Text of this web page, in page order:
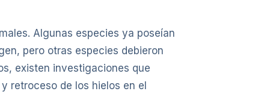
Algunas especies ya poseían
pero otras especies debieron
existen investigaciones que
retroceso de los hielos en el